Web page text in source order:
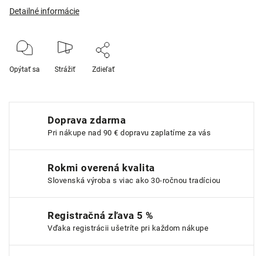
Detailné informácie
Opýtať sa Strážiť Zdieľať
Doprava zdarma
Pri nákupe nad 90 € dopravu zaplatíme za vás
Rokmi overená kvalita
Slovenská výroba s viac ako 30-ročnou tradíciou
Registračná zľava 5 %
Vďaka registrácii ušetríte pri každom nákupe